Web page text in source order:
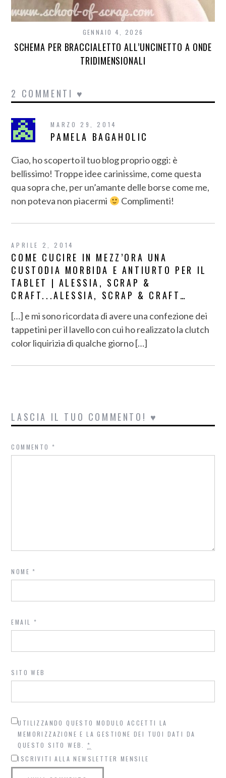
GENNAIO 4, 2026
SCHEMA PER BRACCIALETTO ALL’UNCINETTO A ONDE
TRIDIMENSIONALI
2 COMMENTI ♥
MARZO 29, 2014
PAMELA BAGAHOLIC
Ciao, ho scoperto il tuo blog proprio oggi: è
bellissimo! Troppe idee carinissime, come questa
qua sopra che, per un’amante delle borse come me,
non poteva non piacermi
Complimenti!
APRILE 2, 2014
COME CUCIRE IN MEZZ’ORA UNA
CUSTODIA MORBIDA E ANTIURTO PER IL
TABLET | ALESSIA, SCRAP &
CRAFT...ALESSIA, SCRAP & CRAFT…
[…] e mi sono ricordata di avere una confezione dei
tappetini per il lavello con cui ho realizzato la clutch
color liquirizia di qualche giorno […]
LASCIA IL TUO COMMENTO! ♥
COMMENTO*
NOME*
EMAIL *
SITO WEB
UTILIZZANDO QUESTO MODULO ACCETTI LA
MEMORIZZAZIONE E LA GESTIONE DEI TUOI DATI DA
QUESTO SITO WEB.*
ISCRIVITI ALLA NEWSLETTER MENSILE